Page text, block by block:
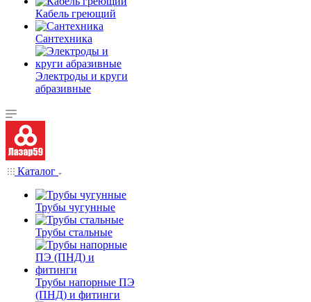
Кабель греющий
Сантехника
Электроды и круги
абразивные
Каталог
Трубы чугунные
Трубы стальные
Трубы напорные ПЭ
(ПНД) и фитинги